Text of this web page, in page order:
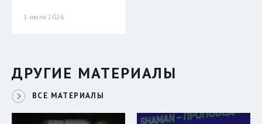
1 июля 2026
ДРУГИЕ МАТЕРИАЛЫ
ВСЕ МАТЕРИАЛЫ